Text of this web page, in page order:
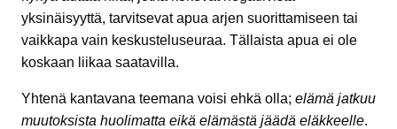
yksinäisyyttä, tarvitsevat apua arjen suorittamiseen tai
vaikkapa vain keskusteluseuraa. Tällaista apua ei ole
koskaan liikaa saatavilla.
Yhtenä kantavana teemana voisi ehkä olla; elämä jatkuu
muutoksista huolimatta eikä elämästä jäädä eläkkeelle.